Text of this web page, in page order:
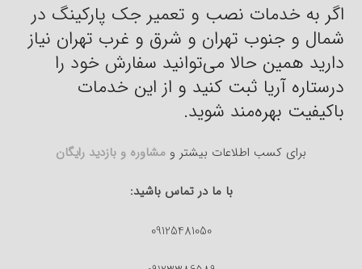
اگر به خدمات نصب و تعمیر جک پارکینگ در
شمال و جنوب تهران و شرق و غرب تهران نیاز
دارید همین حالا می‌توانید سفارش خود را
درستاره آریا ثبت کنید و از این خدمات
باکیفیت بهره‌مند شوید.
برای کسب اطلاعات بیشتر و مشاوره و بازدید رایگان
با ما در تماس باشید:
09125481050